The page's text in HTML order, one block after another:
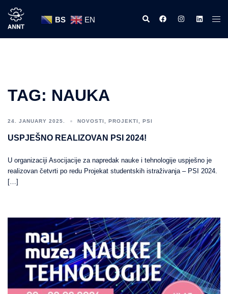
Skip
Searchhttps://https://https://
TAG: NAUKA
24. JANUARY 2025. NOVOSTI PROJEKTI PSI
USPJEŠNO REALIZOVAN PSI 2024!
U organizaciji Asocijacije za napredak nauke i tehnologije uspješno je
realizovan četvrti po redu Projekat studentskih istraživanja – PSI 2024.
[…]
BS EN